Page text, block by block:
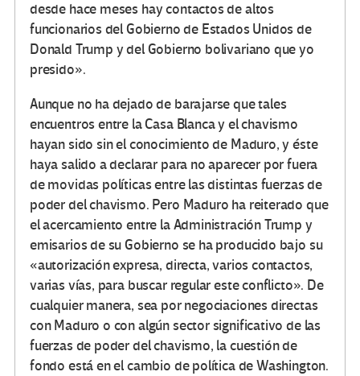
desde hace meses hay contactos de altos
funcionarios del Gobierno de Estados Unidos de
Donald Trump y del Gobierno bolivariano que yo
presido».
Aunque no ha dejado de barajarse que tales
encuentros entre la Casa Blanca y el chavismo
hayan sido sin el conocimiento de Maduro, y éste
haya salido a declarar para no aparecer por fuera
de movidas políticas entre las distintas fuerzas de
poder del chavismo. Pero Maduro ha reiterado que
el acercamiento entre la Administración Trump y
emisarios de su Gobierno se ha producido bajo su
«autorización expresa, directa, varios contactos,
varias vías, para buscar regular este conflicto». De
cualquier manera, sea por negociaciones directas
con Maduro o con algún sector significativo de las
fuerzas de poder del chavismo, la cuestión de
fondo está en el cambio de política de Washington.